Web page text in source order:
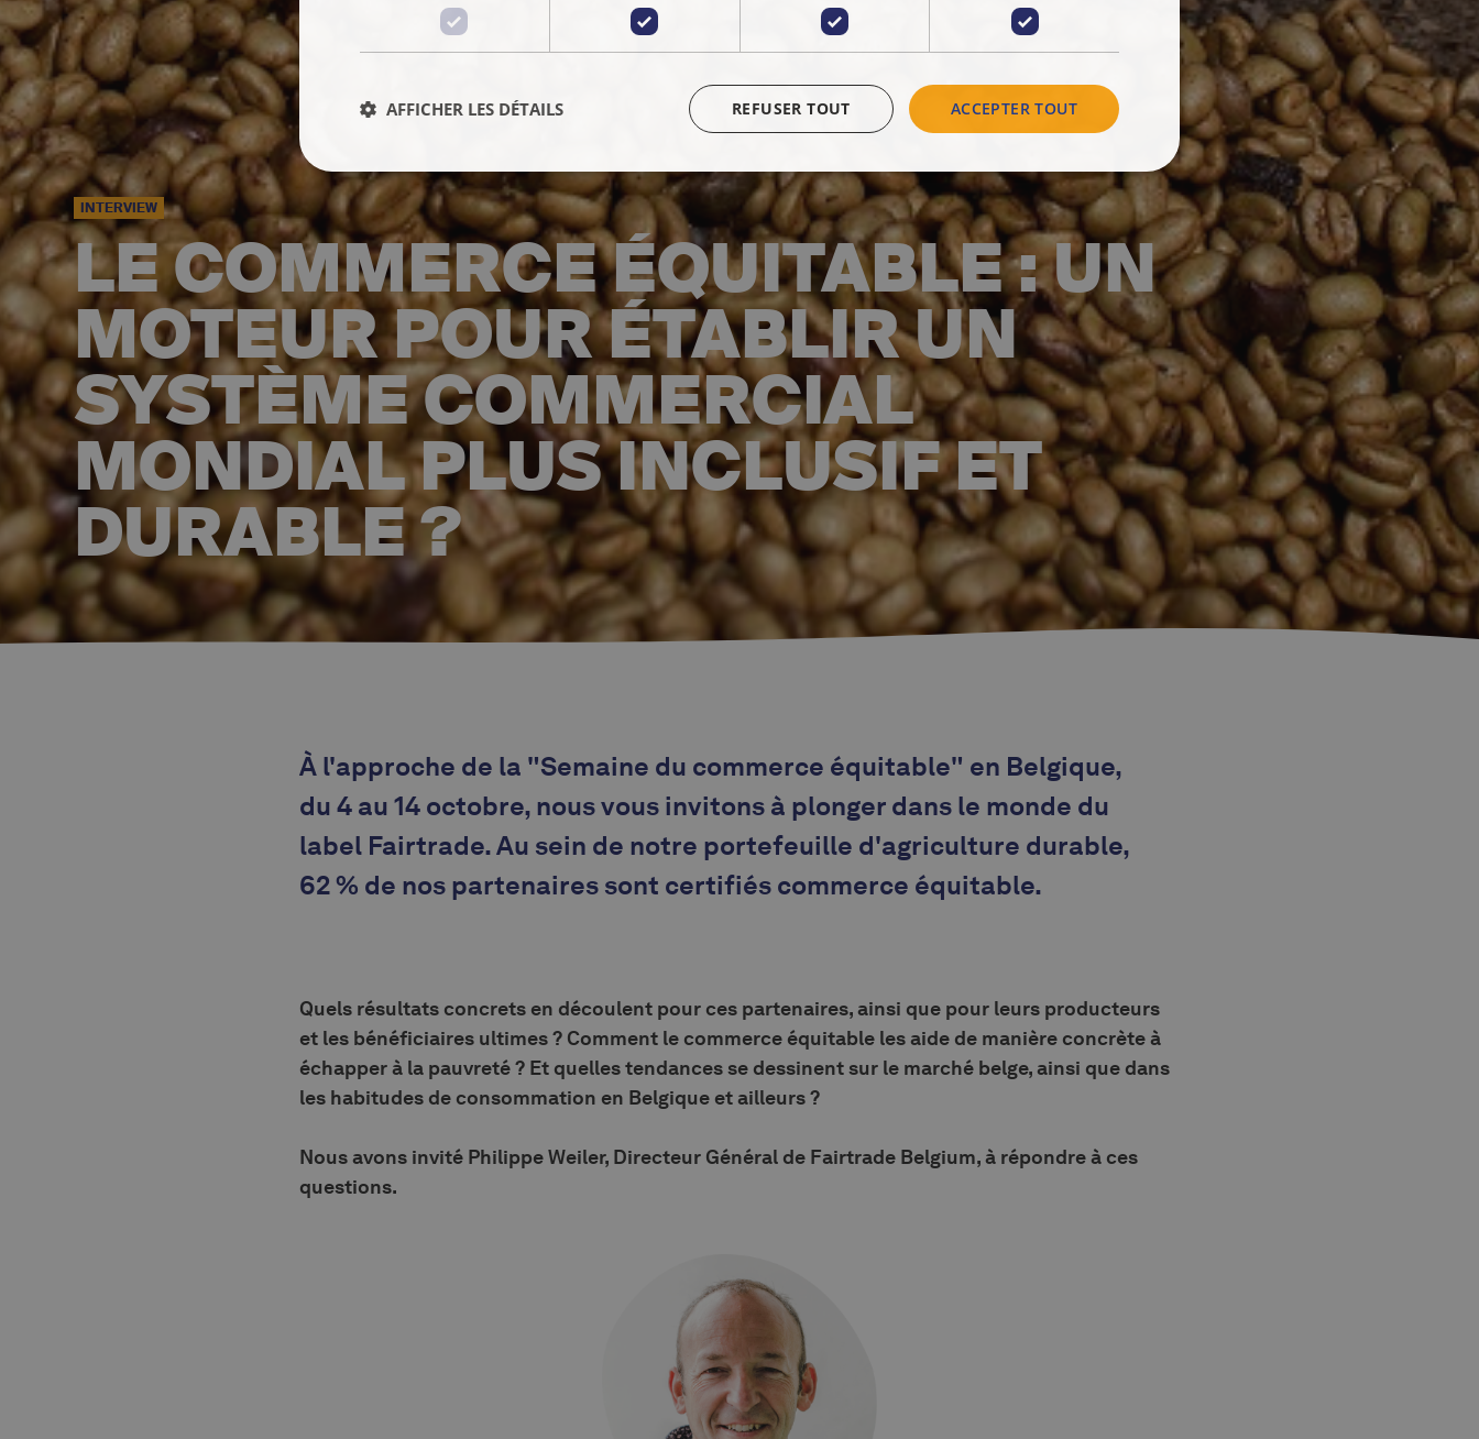
INTERVIEW
LE COMMERCE ÉQUITABLE : UN
MOTEUR POUR ÉTABLIR UN
SYSTÈME COMMERCIAL
MONDIAL PLUS INCLUSIF ET
DURABLE ?
À l'approche de la "Semaine du commerce équitable" en Belgique,
du 4 au 14 octobre, nous vous invitons à plonger dans le monde du
label Fairtrade. Au sein de notre portefeuille d'agriculture durable,
62 % de nos partenaires sont certifiés commerce équitable.
Quels résultats concrets en découlent pour ces partenaires, ainsi que pour leurs producteurs
et les bénéficiaires ultimes ? Comment le commerce équitable les aide de manière concrète à
échapper à la pauvreté ? Et quelles tendances se dessinent sur le marché belge, ainsi que dans
les habitudes de consommation en Belgique et ailleurs ?
Nous avons invité Philippe Weiler, Directeur Général de Fairtrade Belgium, à répondre à ces
questions.
ACCEPTER TOUT
REFUSER TOUT
AFFICHER LES DÉTAILS